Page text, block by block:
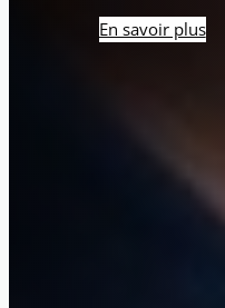
En savoir plus